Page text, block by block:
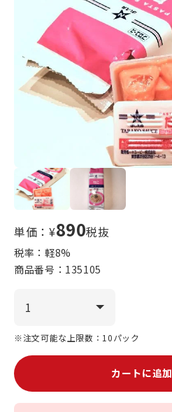
単価：¥890税抜
税率：軽8%
商品番号： 135105
※注文可能な上限数：10パック
カートに追加